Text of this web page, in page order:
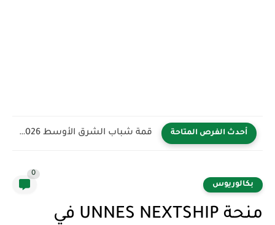
أحدث الفرص المتاحة قمة شباب الشرق الأوسط YBB 2026 في المملكة العربية السعودية...
بكالوريوس
0
منحة UNNES NEXTSHIP في